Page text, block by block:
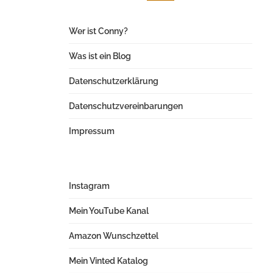
Wer ist Conny?
Was ist ein Blog
Datenschutzerklärung
Datenschutzvereinbarungen
Impressum
Instagram
Mein YouTube Kanal
Amazon Wunschzettel
Mein Vinted Katalog